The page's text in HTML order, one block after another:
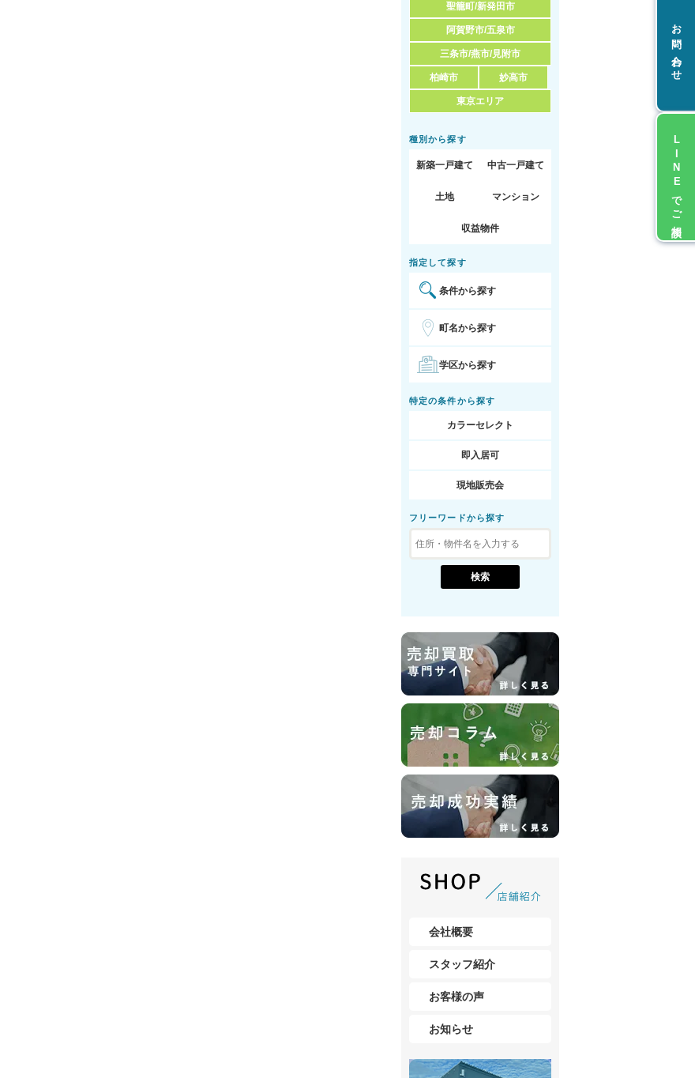
聖籠町/新発田市
阿賀野市/五泉市
三条市/燕市/見附市
柏崎市 妙高市
東京エリア
種別から探す
新築一戸建て 中古一戸建て
土地 マンション
収益物件
指定して探す
条件から探す
町名から探す
学区から探す
特定の条件から探す
カラーセレクト
即入居可
現地販売会
フリーワードから探す
会社概要
スタッフ紹介
お客様の声
お知らせ
お問い合わせ
LINEでご相談